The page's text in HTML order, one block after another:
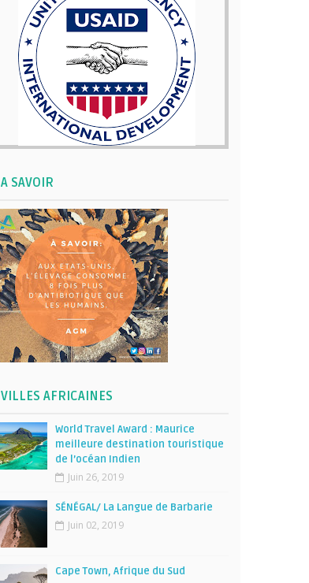
A SAVOIR
VILLES AFRICAINES
World Travel Award : Maurice
meilleure destination touristique
de l’océan Indien
Juin 26, 2019
SÉNÉGAL/ La Langue de Barbarie
Juin 02, 2019
Cape Town, Afrique du Sud